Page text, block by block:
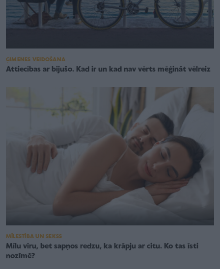
ĢIMENES VEIDOŠANA
Attiecības ar bijušo. Kad ir un kad nav vērts mēģināt vēlreiz
MĪLESTĪBA UN SEKSS
Mīlu vīru, bet sapņos redzu, ka krāpju ar citu. Ko tas īsti
nozīmē?